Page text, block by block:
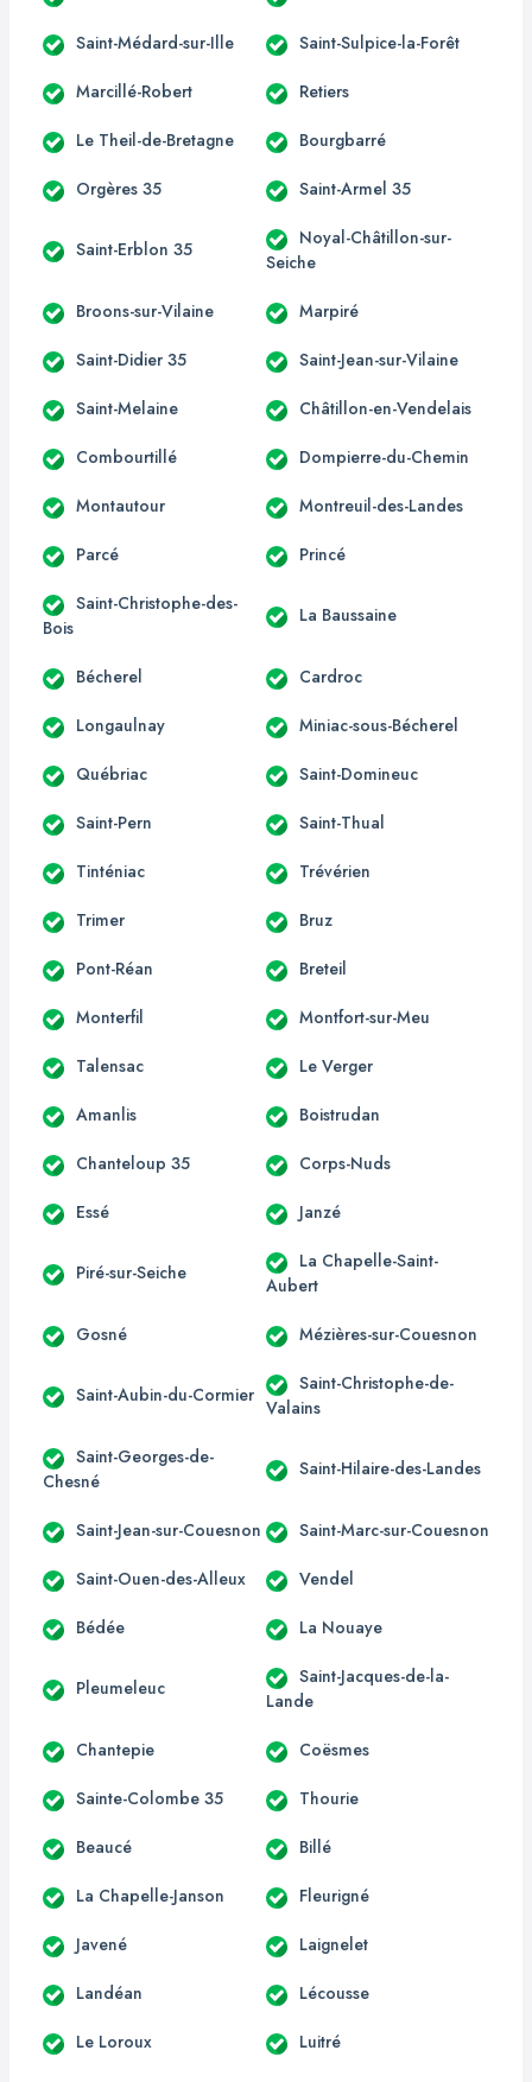
Saint-Médard-sur-Ille Saint-Sulpice-la-Forêt
Marcillé-Robert Retiers
Le Theil-de-Bretagne Bourgbarré
Orgères 35 Saint-Armel 35
Saint-Erblon 35
Noyal-Châtillon-sur-
Seiche
Broons-sur-Vilaine Marpiré
Saint-Didier 35 Saint-Jean-sur-Vilaine
Saint-Melaine Châtillon-en-Vendelais
Combourtillé Dompierre-du-Chemin
Montautour Montreuil-des-Landes
Parcé Princé
Saint-Christophe-des-
Bois
La Baussaine
Bécherel Cardroc
Longaulnay Miniac-sous-Bécherel
Québriac Saint-Domineuc
Saint-Pern Saint-Thual
Tinténiac Trévérien
Trimer Bruz
Pont-Réan Breteil
Monterfil Montfort-sur-Meu
Talensac Le Verger
Amanlis Boistrudan
Chanteloup 35 Corps-Nuds
Essé Janzé
Piré-sur-Seiche
La Chapelle-Saint-
Aubert
Gosné Mézières-sur-Couesnon
Saint-Aubin-du-Cormier
Saint-Christophe-de-
Valains
Saint-Georges-de-
Chesné
Saint-Hilaire-des-Landes
Saint-Jean-sur-Couesnon Saint-Marc-sur-Couesnon
Saint-Ouen-des-Alleux Vendel
Bédée La Nouaye
Pleumeleuc
Saint-Jacques-de-la-
Lande
Chantepie Coësmes
Sainte-Colombe 35 Thourie
Beaucé Billé
La Chapelle-Janson Fleurigné
Javené Laignelet
Landéan Lécousse
Le Loroux Luitré